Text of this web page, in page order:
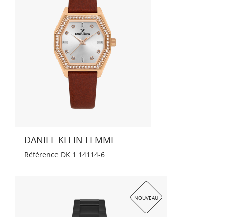
DANIEL KLEIN FEMME
Référence DK.1.14114-6
NOUVEAU